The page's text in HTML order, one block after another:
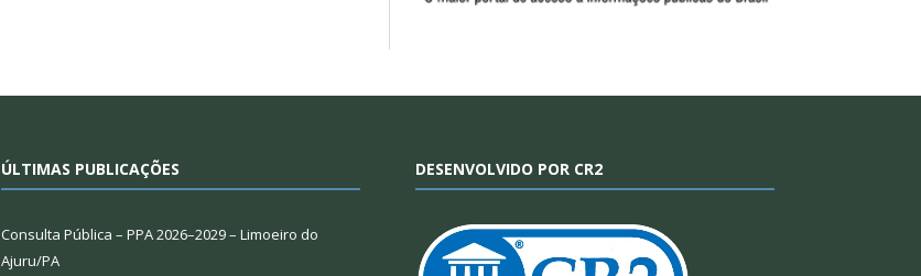
ÚLTIMAS PUBLICAÇÕES
Consulta Pública – PPA 2026–2029 – Limoeiro do
Ajuru/PA
DESENVOLVIDO POR CR2